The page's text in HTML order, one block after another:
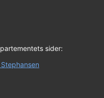
sider: